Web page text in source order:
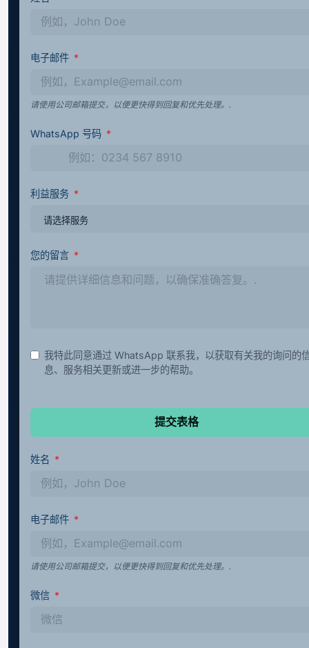
电子邮件
请使用公司邮箱提交，以便更快得到回复和优先处理。.
WhatsApp 号码
利益服务
您的留言
我特此同意通过 WhatsApp 联系我，以获取有关我的询问的
息、服务相关更新或进一步的帮助。
提交表格
姓名
电子邮件
请使用公司邮箱提交，以便更快得到回复和优先处理。.
微信